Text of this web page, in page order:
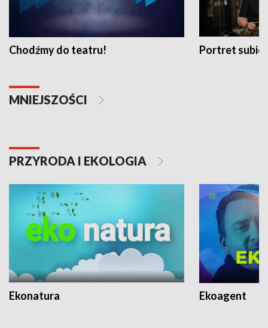
Chodźmy do teatru! Portret
MNIEJSZOŚCI
PRZYRODA I EKOLOGIA
Ekonatura Ekoagent